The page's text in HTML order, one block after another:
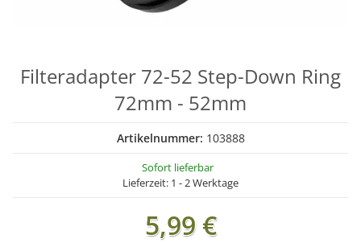
Filteradapter 72-52 Step-Down Ring
72mm - 52mm
Artikelnummer: 103888
Sofort lieferbar
Lieferzeit: 1 - 2 Werktage
5,99 €